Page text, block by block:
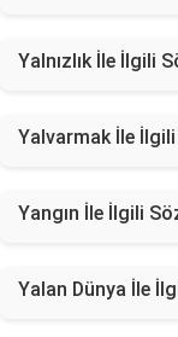
Yalnızlık İle İlgili
Yalvarmak İle
Yangın İle İlgili
Yalan Dünya İle